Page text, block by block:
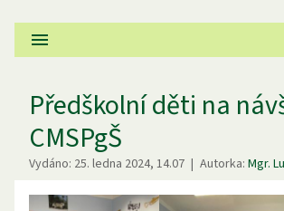
Předškolní děti na
CMSPgŠ
Vydáno: 25. ledna 2024, 14.07 | Autorka: Mgr.